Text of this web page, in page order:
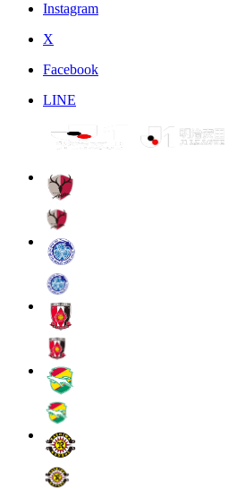
Instagram
X
Facebook
LINE